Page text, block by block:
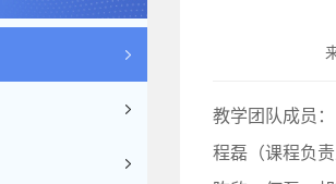
教学团队成员：
程磊（课程负责